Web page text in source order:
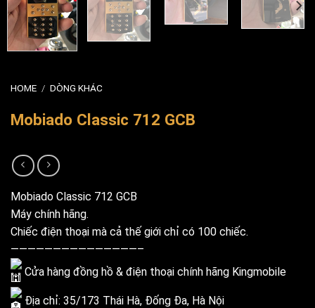
HOME / DÒNG KHÁC
Mobiado Classic 712 GCB
Mobiado Classic 712 GCB
Máy chính hãng.
Chiếc điện thoại mà cả thế giới chỉ có 100 chiếc.
———————————————–
Cửa hàng đồng hồ & điện thoại chính hãng Kingmobile
Địa chỉ: 35/173 Thái Hà, Đống Đa, Hà Nội